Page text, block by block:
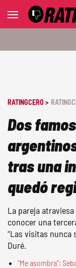
RATINGCERO >
Dos
tras una
quedó
La pareja
conocer una
“Las visitas nunca
Duré.
"Me asombra":